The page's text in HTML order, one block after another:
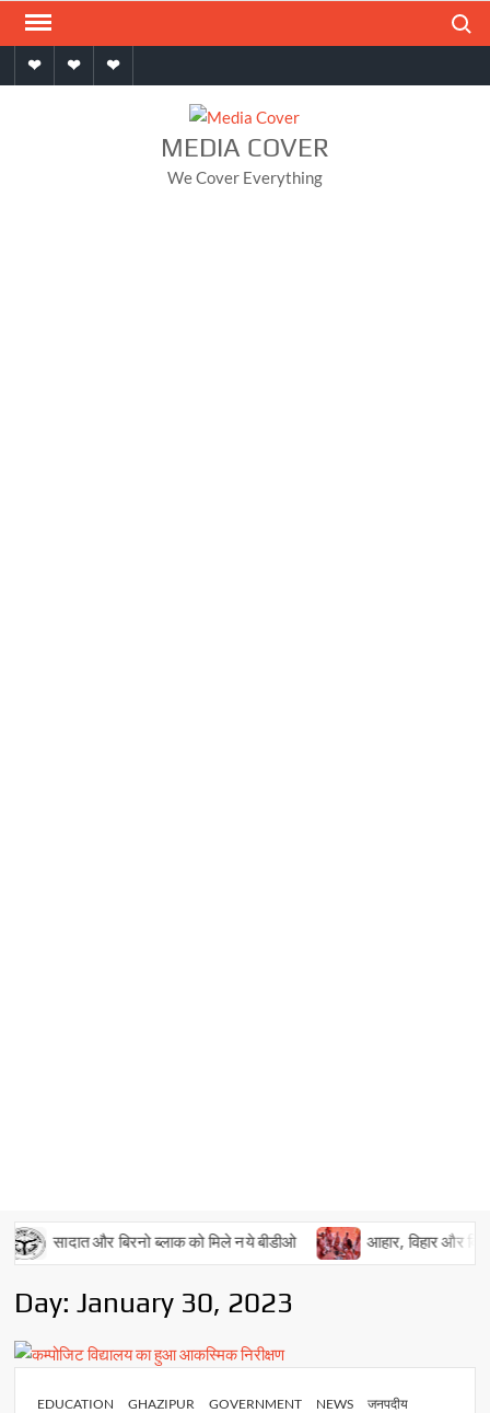
Skip
contentHomeAboutContact
MEDIA COVER
We Cover Everything
सादात और बिरनो ब्लाक को मिले नये बीडीओ आहार, विहार और विचार
Day:January 30, 2023
EDUCATION GHAZIPUR GOVERNMENT NEWS
जनपदीय